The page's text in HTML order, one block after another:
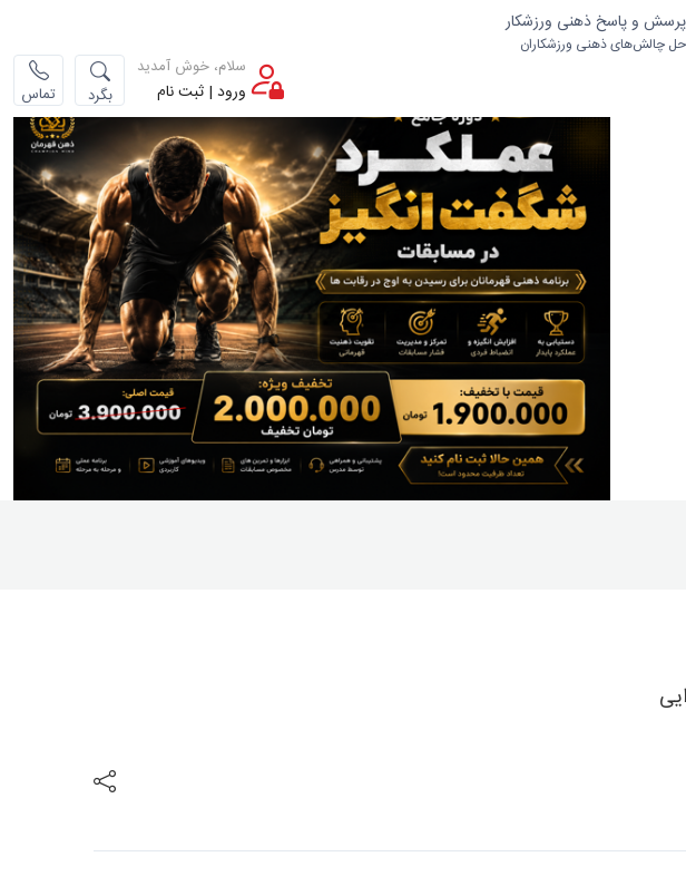
پرسش و پاسخ ذهنی ورزشکار
حل چالش‌های ذهنی ورزشکاران
تماس بگرد
سلام، خوش آمدید
ورود | ثبت نام